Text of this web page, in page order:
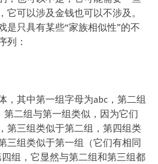
它可以涉及金钱也可以不涉及。
是只具有某些“家族相似性”的不
列：
，其中第一组字母为abc，第二组
第二组与第一组类似，因为它们
第三组类似于第二组，第四组类
三组类似于第一组（它们有相同
组，它显然与第二组和第三组都